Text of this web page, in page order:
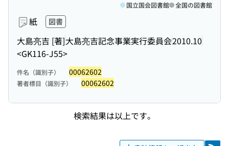
紙 図書
大島亮吉 [著]大島亮吉記念事業実行委員会2010.10
<GK116-J55>
国立国会図書館 全国の図書館
件名（識別子） 00062602
著者標目（識別子） 00062602
検索結果は以上です。